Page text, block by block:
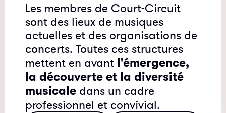
Les membres de Court-Circuit
sont des lieux de musiques
actuelles et des organisations de
concerts. Toutes ces structures
mettent en avant l'émergence,
la découverte et la diversité
musicale dans un cadre
professionnel et convivial.